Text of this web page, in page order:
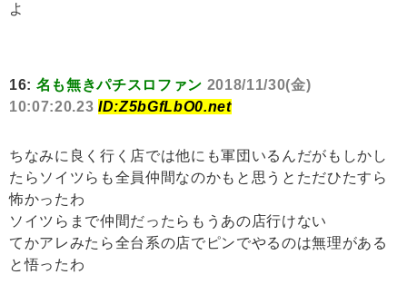
よ
16: 名も無きパチスロファン 2018/11/30(金)
10:07:20.23 ID:Z5bGfLbO0.net
ちなみに良く行く店では他にも軍団いるんだがもしかし
たらソイツらも全員仲間なのかもと思うとただひたすら
怖かったわ
ソイツらまで仲間だったらもうあの店行けない
てかアレみたら全台系の店でピンでやるのは無理がある
と悟ったわ